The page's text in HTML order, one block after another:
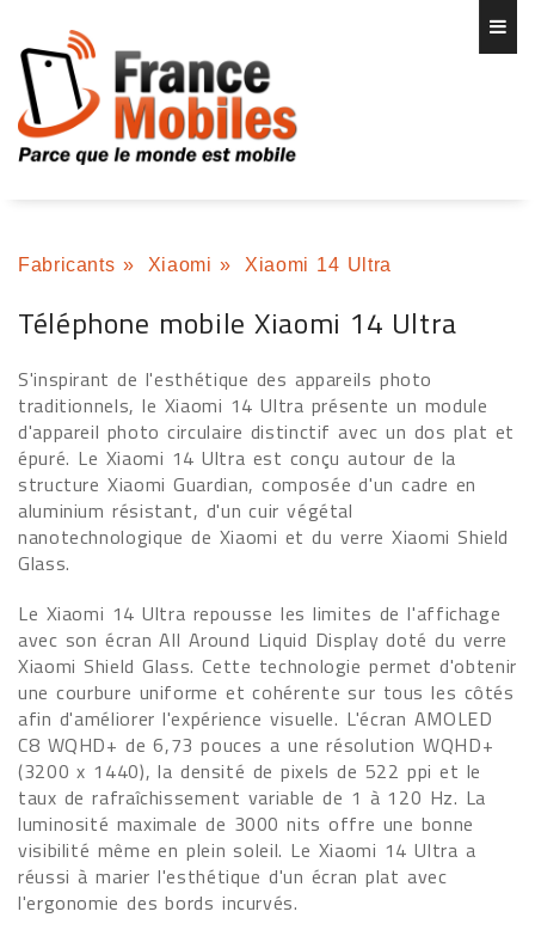
Fabricants » Xiaomi » Xiaomi 14 Ultra
Téléphone mobile Xiaomi 14 Ultra
S'inspirant de l'esthétique des appareils photo
traditionnels, le Xiaomi 14 Ultra présente un module
d'appareil photo circulaire distinctif avec un dos plat et
épuré. Le Xiaomi 14 Ultra est conçu autour de la
structure Xiaomi Guardian, composée d'un cadre en
aluminium résistant, d'un cuir végétal
nanotechnologique de Xiaomi et du verre Xiaomi Shield
Glass.
Le Xiaomi 14 Ultra repousse les limites de l'affichage
avec son écran All Around Liquid Display doté du verre
Xiaomi Shield Glass. Cette technologie permet d'obtenir
une courbure uniforme et cohérente sur tous les côtés
afin d'améliorer l'expérience visuelle. L'écran AMOLED
C8 WQHD+ de 6,73 pouces a une résolution WQHD+
(3200 x 1440), la densité de pixels de 522 ppi et le
taux de rafraîchissement variable de 1 à 120 Hz. La
luminosité maximale de 3000 nits offre une bonne
visibilité même en plein soleil. Le Xiaomi 14 Ultra a
réussi à marier l'esthétique d'un écran plat avec
l'ergonomie des bords incurvés.